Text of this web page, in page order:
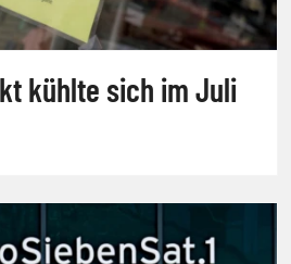
kühlte sich im Juli